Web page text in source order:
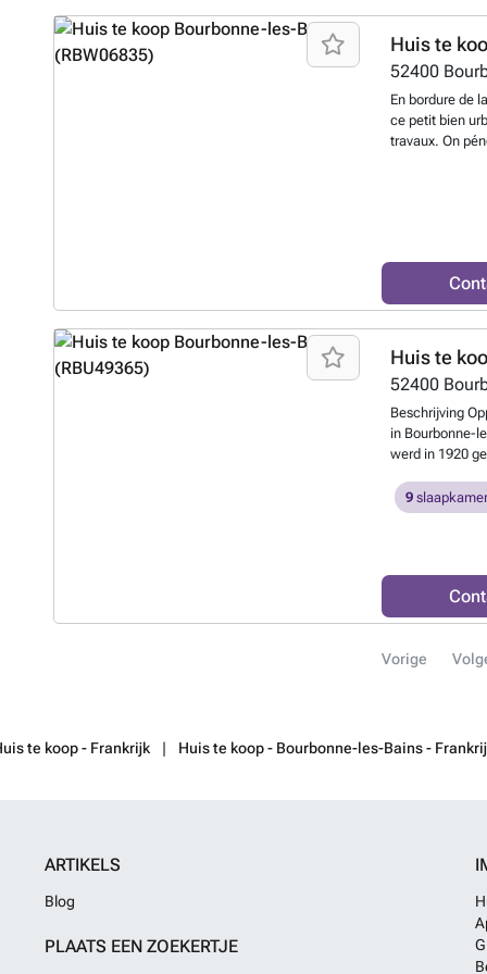
Huis te
52400
En bordure de
ce petit bien
travaux. On
municipal.
très privé
paraît
complète le
lumineux, où
possibilités de
Malgré sa
intime et
nécessaires,
Huis te
52400
Beschrijving
in Bourbonne-
werd in 1920
een aparte
dit herenhuis
gazon en een
uitzicht op de
uitgebaadt als
de inrichting,
9
Vorige
te koop - Frankrijk Huis te koop - Bourbonne-les-Bains -
ARTIKELS
Blog
PLAATS EEN ZOEKERTJE